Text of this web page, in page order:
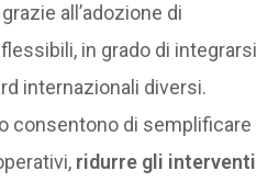
all’adozione di
in grado di integrarsi
internazionali diversi.
consentono di semplificare
ridurre gli interventi